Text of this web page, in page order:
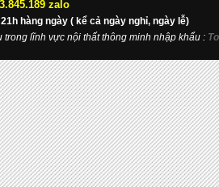
zalo
hàng ngày ( kể cả ngày nghỉ, ngày lễ)
lĩnh vực nội thất thông minh nhập khẩu :